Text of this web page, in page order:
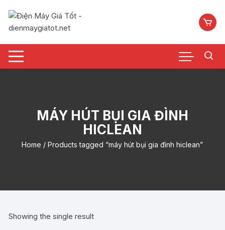
nội
MÁY HÚT BỤI GIA ĐÌNH
HICLEAN
Home / Products tagged “máy hút bụi gia đình hiclean”
Showing the single result